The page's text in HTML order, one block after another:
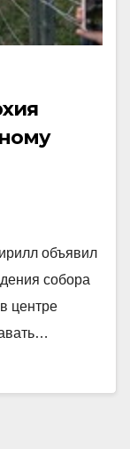
объявил
собора
центре